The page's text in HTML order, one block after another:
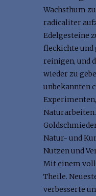
Wachsthum
radicaliter
Edelgesteine
fleckichte und
reinigen, und
wieder zu
unbekannten
Natur- und
Nutzen und
Mit einem
Theile.
verbesserte